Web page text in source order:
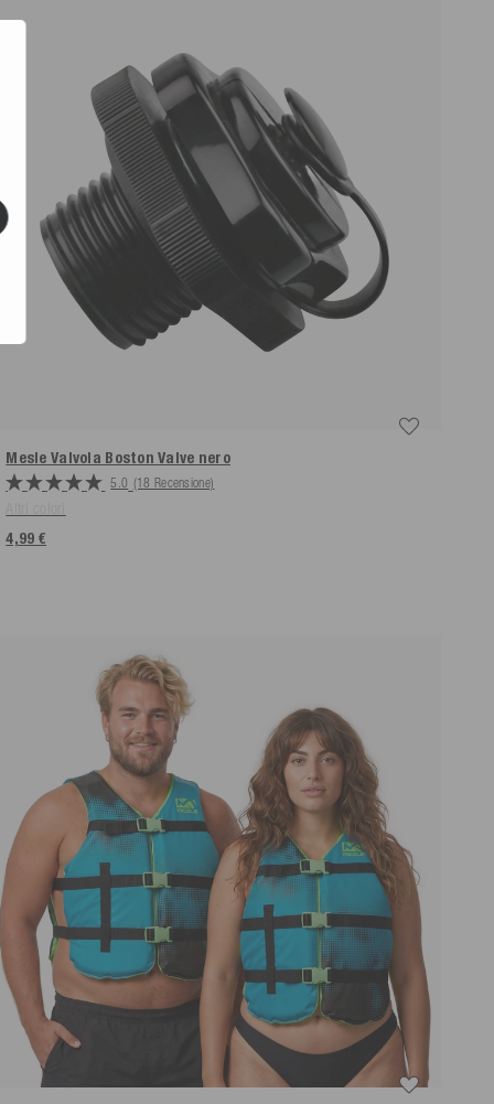
Mesle Valvola Boston Valve nero
5.0 (18 Recensione)
4,99 €